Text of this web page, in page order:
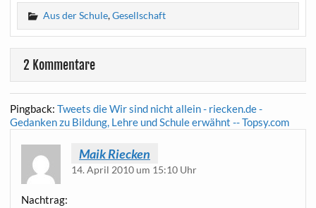
Aus der Schule,Gesellschaft
2 Kommentare
Pingback: Tweets die Wir sind nicht allein - riecken.de -
Gedanken zu Bildung, Lehre und Schule erwähnt -- Topsy.com
Maik Riecken
14. April 2010 um 15:10 Uhr
Nach­trag: